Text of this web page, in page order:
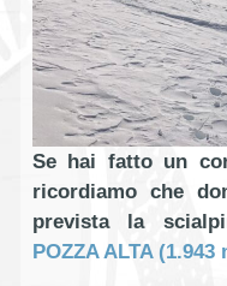
Se hai fatto un
ricordiamo che
prevista la
POZZA ALTA (1.943